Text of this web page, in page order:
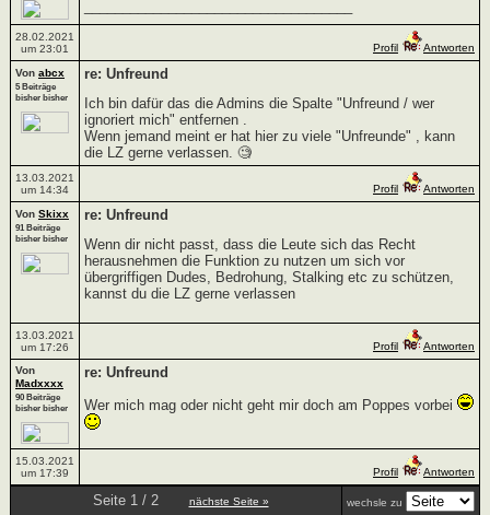
28.02.2021
um 23:01
Profil Antworten
Von abcx
5 Beiträge
bisher bisher
re: Unfreund
Ich bin dafür das die Admins die Spalte "Unfreund / wer
ignoriert mich" entfernen .
Wenn jemand meint er hat hier zu viele "Unfreunde" , kann
die LZ gerne verlassen. 🧐
13.03.2021
um 14:34
Profil Antworten
Von Skixx
91 Beiträge
bisher bisher
re: Unfreund
Wenn dir nicht passt, dass die Leute sich das Recht
herausnehmen die Funktion zu nutzen um sich vor
übergriffigen Dudes, Bedrohung, Stalking etc zu schützen,
kannst du die LZ gerne verlassen
13.03.2021
um 17:26
Profil
Antworten
Von
Madxxxx
90 Beiträge
bisher bisher
re: Unfreund
Wer mich mag oder nicht geht mir doch am Poppes vorbei
15.03.2021
um 17:39
Profil Antworten
Seite 1 / 2 nächste Seite » wechsle zu